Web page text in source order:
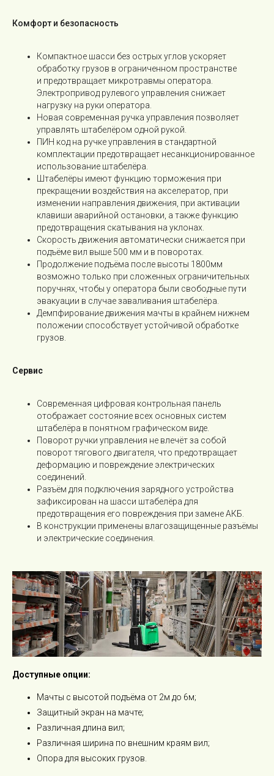
Комфорт и безопасность
Компактное шасси без острых углов ускоряет
обработку грузов в ограниченном пространстве
и предотвращает микротравмы оператора.
Электропривод рулевого управления снижает
нагрузку на руки оператора.
Новая современная ручка управления позволяет
управлять штабелёром одной рукой.
ПИН код на ручке управления в стандартной
комплектации предотвращает несанкционированное
использование штабелёра.
Штабелёры имеют функцию торможения при
прекращении воздействия на акселератор, при
изменении направления движения, при активации
клавиши аварийной остановки, а также функцию
предотвращения скатывания на уклонах.
Скорость движения автоматически снижается при
подъёме вил выше 500 мм и в поворотах.
Продолжение подъёма после высоты 1800мм
возможно только при сложенных ограничительных
поручнях, чтобы у оператора были свободные пути
эвакуации в случае заваливания штабелёра.
Демпфирование движения мачты в крайнем нижнем
положении способствует устойчивой обработке
грузов.
Сервис
Современная цифровая контрольная панель
отображает состояние всех основных систем
штабелёра в понятном графическом виде.
Поворот ручки управления не влечёт за собой
поворот тягового двигателя, что предотвращает
деформацию и повреждение электрических
соединений.
Разъём для подключения зарядного устройства
зафиксирован на шасси штабелёра для
предотвращения его повреждения при замене АКБ.
В конструкции применены влагозащищенные разъёмы
и электрические соединения.
Доступные опции:
Мачты с высотой подъёма от 2м до 6м;
Защитный экран на мачте;
Различная длина вил;
Различная ширина по внешним краям вил;
Опора для высоких грузов.
Роктрак Рус
Правила обработки персональных данных
© 2026 все права защищены
Условия покупки товаров и услуг
Сервис
Аренда
Погрузчики б/у
Новости
CEYLIFT
Noblelift
Силант
Техника на складе
Каталог:
Складская техника
Вилочные погрузчики
Ручная техника
Поломоечные машины
Тракторы и мини-погрузчики
Подписаться на новости
Оформляя подписку, вы соглашаетесь с
правилами обработки персональных
данных.
Hangcha
Поиск по сайту
Wecan